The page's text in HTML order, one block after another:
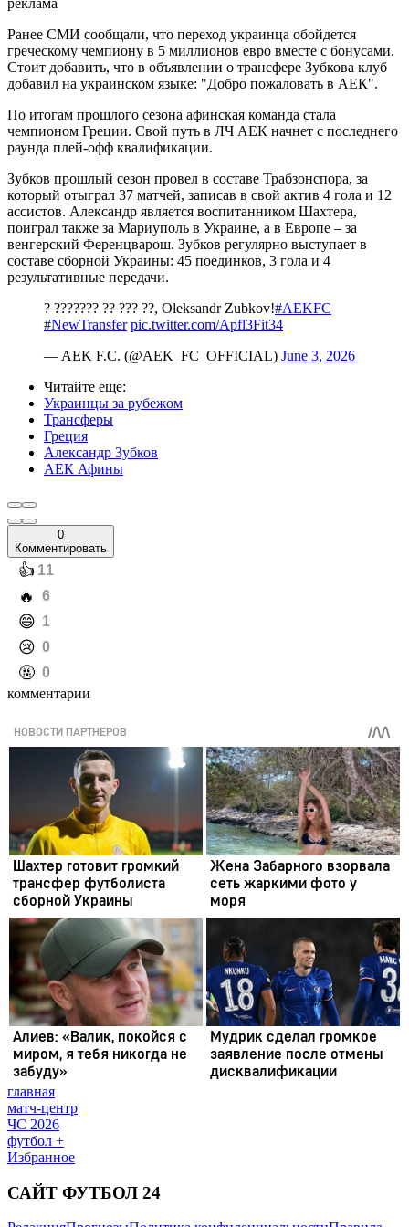
реклама
Ранее СМИ сообщали, что переход украинца обойдется
греческому чемпиону в 5 миллионов евро вместе с бонусами.
Стоит добавить, что в объявлении о трансфере Зубкова клуб
добавил на украинском языке: "Добро пожаловать в АЕК".
По итогам прошлого сезона афинская команда стала
чемпионом Греции. Свой путь в ЛЧ АЕК начнет с последнего
раунда плей-офф квалификации.
Зубков прошлый сезон провел в составе Трабзонспора, за
который отыграл 37 матчей, записав в свой актив 4 гола и 12
ассистов. Александр является воспитанником Шахтера,
поиграл также за Мариуполь в Украине, а в Европе – за
венгерский Ференцварош. Зубков регулярно выступает в
составе сборной Украины: 45 поединков, 3 гола и 4
результативные передачи.
️? ??????? ?? ??? ??, Oleksandr Zubkov!#AEKFC
#NewTransfer pic.twitter.com/Apfl3Fit34
— AEK F.C. (@AEK_FC_OFFICIAL) June 3, 2026
Читайте еще:
Украинцы за рубежом
Трансферы
Греция
Александр Зубков
АЕК Афины
0
Комментировать
️👍 11
️🔥 6
️😄 1
️😢 0
️🤬 0
комментарии
главная
матч-центр
ЧС 2026
футбол +
Избранное
САЙТ ФУТБОЛ 24